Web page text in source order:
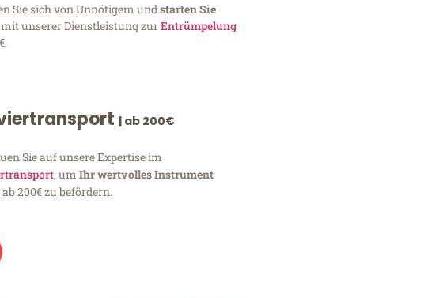
Sie sich von Unnötigem und starten Sie
mit unserer Dienstleistung zurEntrümpelung
| ab 200€
Sie auf unsere Expertise im
, um Ihr wertvolles Instrument
ab 200€ zu befördern.